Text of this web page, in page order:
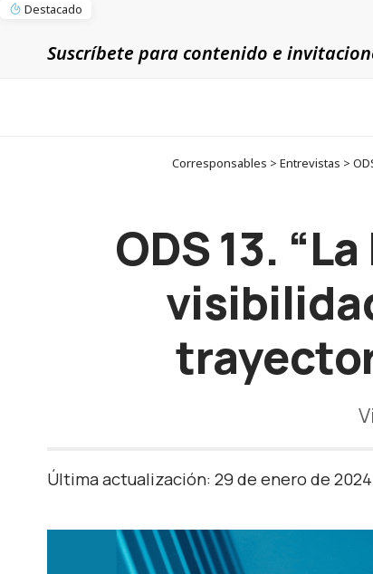
Destacado
Suscríbete para contenido e
Corresponsables > Entrevistas >
ODS 13.
Última actualización: 29 de enero de 2024